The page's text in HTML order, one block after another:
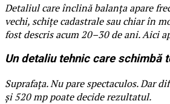
Detaliul care înclină balanța apare
vechi, schițe cadastrale sau chiar în
fost descris acum 20–30 de ani. Aici
Un detaliu tehnic care schimbă
Suprafața. Nu pare spectaculos. Dar
și 520 mp poate decide rezultatul.